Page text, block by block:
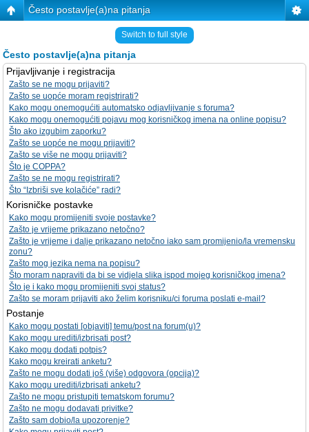
Često postavlje(a)na pitanja
Switch to full style
Često postavlje(a)na pitanja
Prijavljivanje i registracija
Zašto se ne mogu prijaviti?
Zašto se uopće moram registrirati?
Kako mogu onemogućiti automatsko odjavljivanje s foruma?
Kako mogu onemogućiti pojavu mog korisničkog imena na online popisu?
Što ako izgubim zaporku?
Zašto se uopće ne mogu prijaviti?
Zašto se više ne mogu prijaviti?
Što je COPPA?
Zašto se ne mogu registrirati?
Što “Izbriši sve kolačiće” radi?
Korisničke postavke
Kako mogu promijeniti svoje postavke?
Zašto je vrijeme prikazano netočno?
Zašto je vrijeme i dalje prikazano netočno iako sam promijenio/la vremensku
zonu?
Zašto mog jezika nema na popisu?
Što moram napraviti da bi se vidjela slika ispod mojeg korisničkog imena?
Što je i kako mogu promijeniti svoj status?
Zašto se moram prijaviti ako želim korisniku/ci foruma poslati e-mail?
Postanje
Kako mogu postati [objaviti] temu/post na forum(u)?
Kako mogu urediti/izbrisati post?
Kako mogu dodati potpis?
Kako mogu kreirati anketu?
Zašto ne mogu dodati još (više) odgovora (opcija)?
Kako mogu urediti/izbrisati anketu?
Zašto ne mogu pristupiti tematskom forumu?
Zašto ne mogu dodavati privitke?
Zašto sam dobio/la upozorenje?